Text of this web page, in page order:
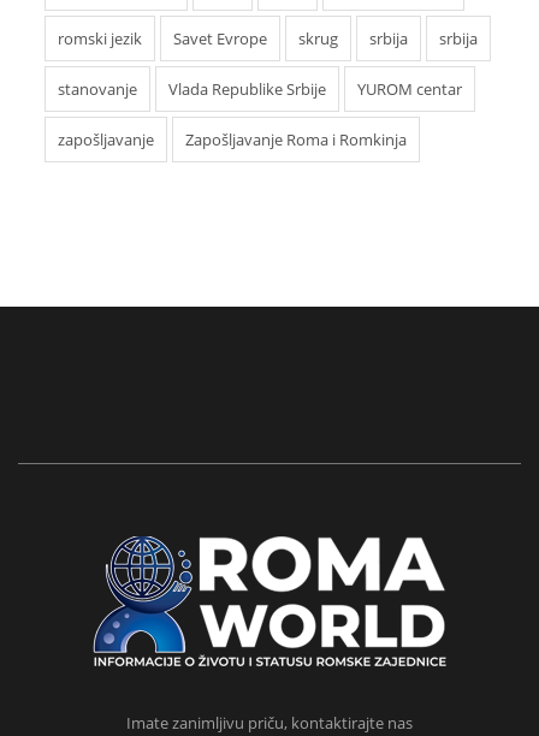
romski jezik Savet Evrope skrug srbija srbija
stanovanje Vlada Republike Srbije YUROM centar
zapošljavanje Zapošljavanje Roma i Romkinja
Imate zanimljivu priču, kontaktirajte nas